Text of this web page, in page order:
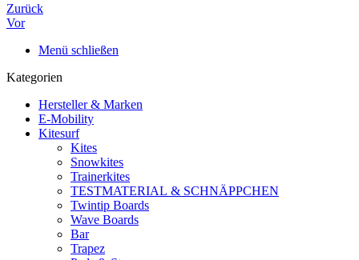
Zurück
Vor
Menü schließen
Kategorien
Hersteller & Marken
E-Mobility
Kitesurf
Kites
Snowkites
Trainerkites
TESTMATERIAL & SCHNÄPPCHEN
Twintip Boards
Wave Boards
Bar
Trapez